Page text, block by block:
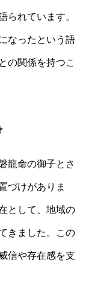
られています。
なったという語
の関係を持つこ
龍命の御子とさ
づけがありま
として、地域の
きました。この
信や存在感を支